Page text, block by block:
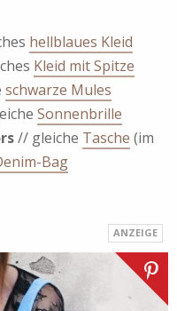
hellblaues Kleid
Kleid mit Spitze
schwarze Mules
Sonnenbrille
// gleiche Tasche (im
Bag